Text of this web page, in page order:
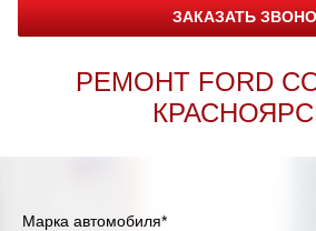
ЗАКАЗАТЬ
РЕМОНТ FORD
Марка автомобиля*